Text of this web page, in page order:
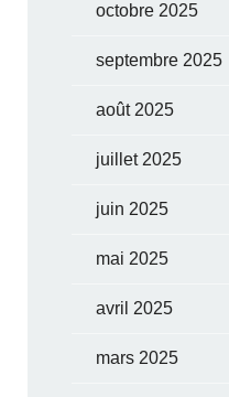
octobre 2025
septembre 2025
août 2025
juillet 2025
juin 2025
mai 2025
avril 2025
mars 2025